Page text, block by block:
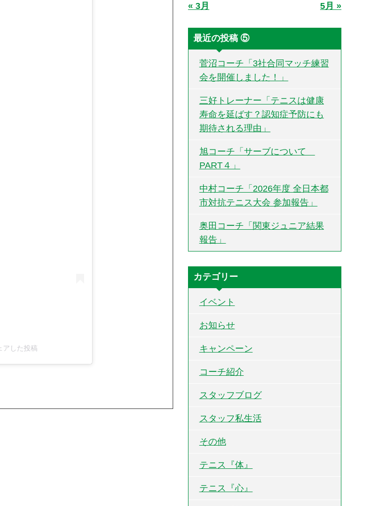
アした投稿
« 3月
5月 »
最近の投稿 ⑤
菅沼コーチ「3社合同マッチ練習
会を開催しました！」
三好トレーナー「テニスは健康
寿命を延ばす？認知症予防にも
期待される理由」
旭コーチ「サーブについて
PART４」
中村コーチ「2026年度 全日本都
市対抗テニス大会 参加報告」
奥田コーチ「関東ジュニア結果
報告」
カテゴリー
イベント
お知らせ
キャンペーン
コーチ紹介
スタッフブログ
スタッフ私生活
その他
テニス『体』
テニス『心』